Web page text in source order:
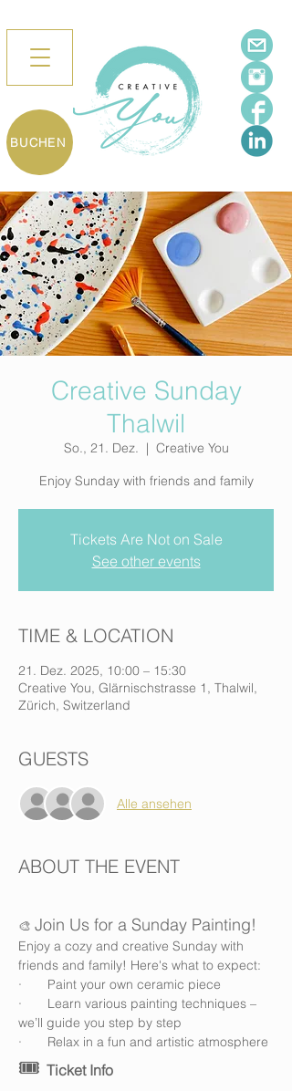
BUCHEN
Creative Sunday
Thalwil
So., 21. Dez.
  |
Creative You
Enjoy Sunday with friends and family
Tickets Are Not on Sale
See other events
TIME & LOCATION
21. Dez. 2025, 10:00 – 15:30
Creative You, Glärnischstrasse 1, Thalwil,
Zürich, Switzerland
GUESTS
Alle ansehen
ABOUT THE EVENT
🎨 Join Us for a Sunday Painting!
Enjoy a cozy and creative Sunday with
friends and family! Here's what to expect:
·       Paint your own ceramic piece
·       Learn various painting techniques –
we’ll guide you step by step
·       Relax in a fun and artistic atmosphere
🎟️ Ticket Info